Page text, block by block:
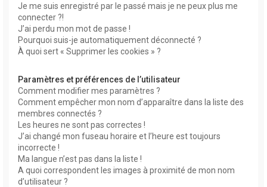
Je me suis enregistré par le passé mais je ne peux plus me
connecter ?!
J’ai perdu mon mot de passe !
Pourquoi suis-je automatiquement déconnecté ?
À quoi sert « Supprimer les cookies » ?
Paramètres et préférences de l’utilisateur
Comment modifier mes paramètres ?
Comment empêcher mon nom d’apparaître dans la liste des
membres connectés ?
Les heures ne sont pas correctes !
J’ai changé mon fuseau horaire et l’heure est toujours
incorrecte !
Ma langue n’est pas dans la liste !
A quoi correspondent les images à proximité de mon nom
d’utilisateur ?